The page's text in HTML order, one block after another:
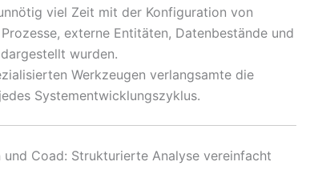
viel Zeit mit der Konfiguration von
externe Entitäten, Datenbestände und
wurden.
Werkzeugen verlangsamte die
Systementwicklungszyklus.
Coad: Strukturierte Analyse vereinfacht